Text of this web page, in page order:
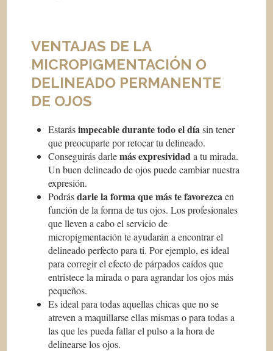
VENTAJAS DE LA
MICROPIGMENTACIÓN O
DELINEADO PERMANENTE
DE OJOS
Estarásimpecable durante todo el díasin tener
que preocuparte por retocar tu delineado.
Conseguirás darlemás expresividada tu mirada.
Un buen delineado de ojos puede cambiar nuestra
expresión.
Podrásdarle la forma que más te favorezcaen
función de la forma de tus ojos. Los profesionales
que lleven a cabo el servicio de
micropigmentación te ayudarán a encontrar el
delineado perfecto para ti. Por ejemplo, es ideal
para corregir el efecto de párpados caídos que
entristece la mirada o para agrandar los ojos más
pequeños.
Es ideal para todas aquellas chicas que no se
atreven a maquillarse ellas mismas o para todas a
las que les pueda fallar el pulso a la hora de
delinearse los ojos.